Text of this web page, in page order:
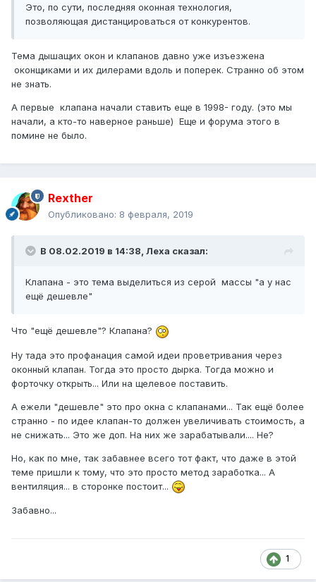
Это, по сути, последняя оконная технология,
позволяющая дистанцироваться от конкурентов.
Тема дышащих окон и клапанов давно уже изъезжена
оконщиками и их дилерами вдоль и поперек. Странно об этом
не знать.
А первые клапана начали ставить еще в 1998- году. (это мы
начали, а кто-то наверное раньше) Еще и форума этого в
помине не было.
Rexther
Опубликовано: 8 февраля, 2019
В 08.02.2019 в 14:38, Леха сказал:
Клапана - это тема выделиться из серой массы "а у нас
ещё дешевле"
Что "ещё дешевле"? Клапана?
Ну тада это профанация самой идеи проветривания через
оконный клапан. Тогда это просто дырка. Тогда можно и
форточку открыть... Или на щелевое поставить.
А ежели "дешевле" это про окна с клапанами... Так ещё более
странно - по идее клапан-то должен увеличивать стоимость, а
не снижать... Это же доп. На них же зарабатывали.... Не?
Но, как по мне, так забавнее всего тот факт, что даже в этой
теме пришли к тому, что это просто метод заработка... А
вентиляция... в сторонке постоит...
Забавно...
1